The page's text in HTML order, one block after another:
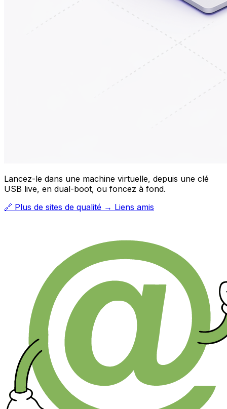
Lancez-le dans une machine virtuelle, depuis une clé
USB live, en dual-boot, ou foncez à fond.
🔗 Plus de sites de qualité → Liens amis